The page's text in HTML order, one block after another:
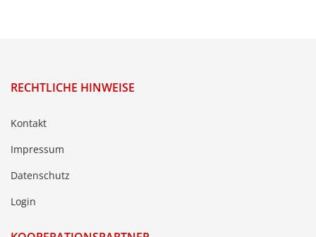
RECHTLICHE HINWEISE
Kontakt
Impressum
Datenschutz
Login